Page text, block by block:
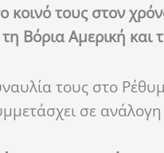
κοινό τους στον
Βόρια Αμερική
τους στο
σε